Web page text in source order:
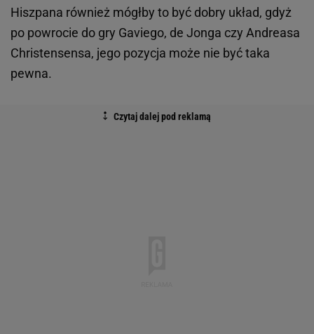
Hiszpana również mógłby to być dobry układ, gdyż
po powrocie do gry Gaviego, de Jonga czy Andreasa
Christensensa, jego pozycja może nie być taka
pewna.